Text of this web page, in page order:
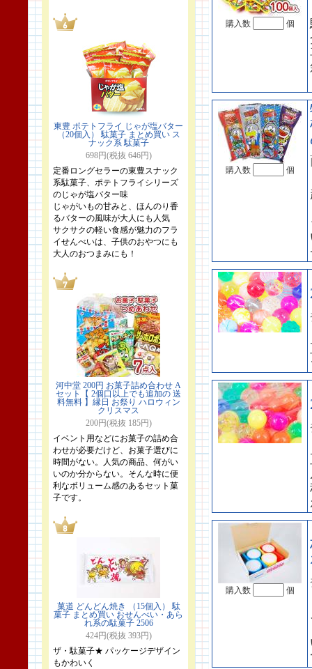
東豊 ポテトフライ じゃが塩バター
（20個入） 駄菓子 まとめ買い ス
ナック系 駄菓子
698円(税抜 646円)
定番ロングセラーの東豊スナック
系駄菓子、ポテトフライシリーズ
のじゃが塩バター味
じゃがいもの甘みと、ほんのり香
るバターの風味が大人にも人気
サクサクの軽い食感が魅力のフラ
イせんべいは、子供のおやつにも
大人のおつまみにも！
河中堂 200円 お菓子詰め合わせ A
セット【 2個口以上でも追加の 送
料無料 】縁日 お祭り ハロウィン
クリスマス
200円(税抜 185円)
イベント用などにお菓子の詰め合
わせが必要だけど、お菓子選びに
時間がない。人気の商品、何がい
いのか分からない。そんな時に便
利なボリューム感のあるセット菓
子です。
菓道 どんどん焼き （15個入） 駄
菓子 まとめ買い おせんべい・あら
れ系の駄菓子 2506
424円(税抜 393円)
ザ・駄菓子★ パッケージデザイン
もかわいく
購入数 個
購入数 個
購入数 個